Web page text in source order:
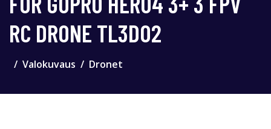
RC DRONE TL3D02
Valokuvaus Dronet